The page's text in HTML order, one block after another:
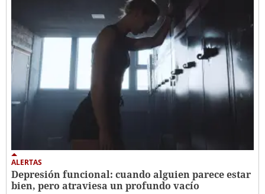
ALERTAS
Depresión funcional: cuando alguien parece estar
bien, pero atraviesa un profundo vacío